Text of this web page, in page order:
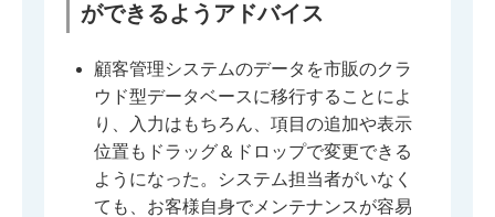
ができるようアドバイス
顧客管理システムのデータを市販のクラ
ウド型データベースに移行することによ
り、入力はもちろん、項目の追加や表示
位置もドラッグ＆ドロップで変更できる
ようになった。システム担当者がいなく
ても、お客様自身でメンテナンスが容易